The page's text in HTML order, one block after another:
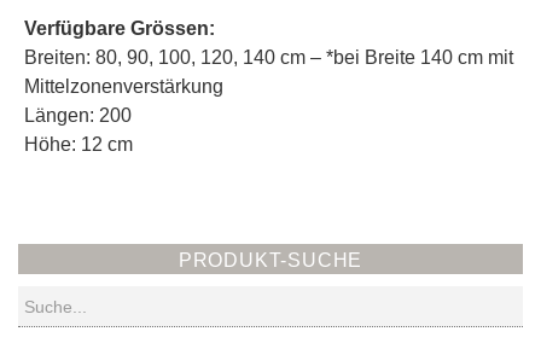
Verfügbare Grössen:
Breiten: 80, 90, 100, 120, 140 cm – *bei Breite 140 cm mit
Mittelzonenverstärkung
Längen: 200
Höhe: 12 cm
PRODUKT-SUCHE
Suchen